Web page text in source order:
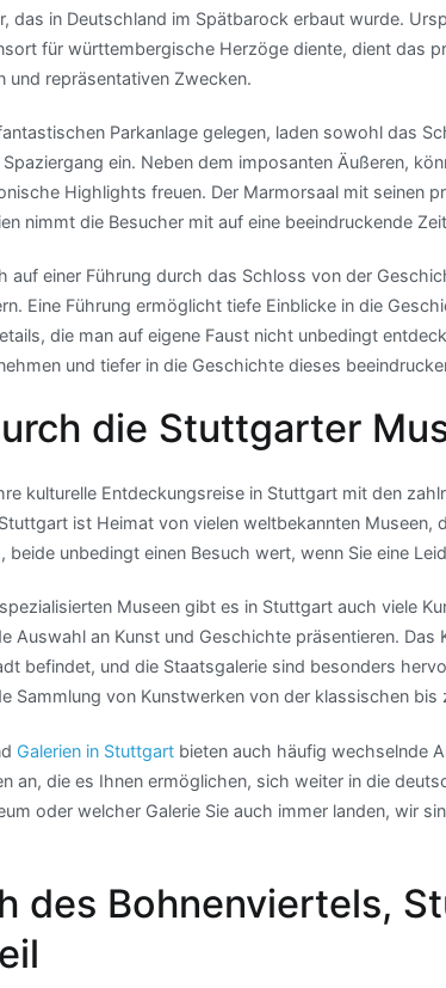
das in Deutschland im Spätbarock erbaut wurde.
für württembergische Herzöge diente, dient das
und repräsentativen Zwecken.
Parkanlage gelegen, laden sowohl das
ein. Neben dem imposanten Äußeren,
Highlights freuen. Der Marmorsaal mit seinen
nimmt die Besucher mit auf eine beeindruckende
auf einer Führung durch das Schloss von der
Eine Führung ermöglicht tiefe Einblicke in die
die man auf eigene Faust nicht unbedingt
und tiefer in die Geschichte dieses
die Stuttgarter
kulturelle Entdeckungsreise in Stuttgart mit den
ist Heimat von vielen weltbekannten
beide unbedingt einen Besuch wert, wenn Sie eine
Museen gibt es in Stuttgart auch viele
Auswahl an Kunst und Geschichte präsentieren.
befindet, und die Staatsgalerie sind besonders
Sammlung von Kunstwerken von der klassischen
Galerien in Stuttgart bieten auch häufig wechselnde
an, die es Ihnen ermöglichen, sich weiter in die
oder welcher Galerie Sie auch immer landen, wir
des Bohnenviertels,